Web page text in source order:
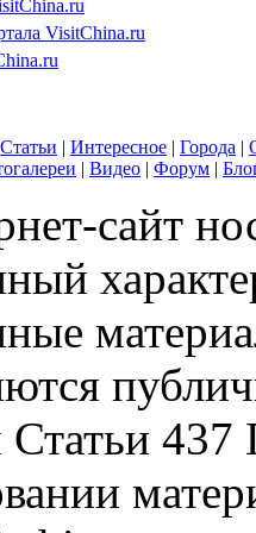
VisitChina.ru
Статьи | Интересное | Города |
| Видео | Форум |
сайт
437